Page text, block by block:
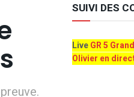
SUIVI DES
LiveGR 5
Olivier en